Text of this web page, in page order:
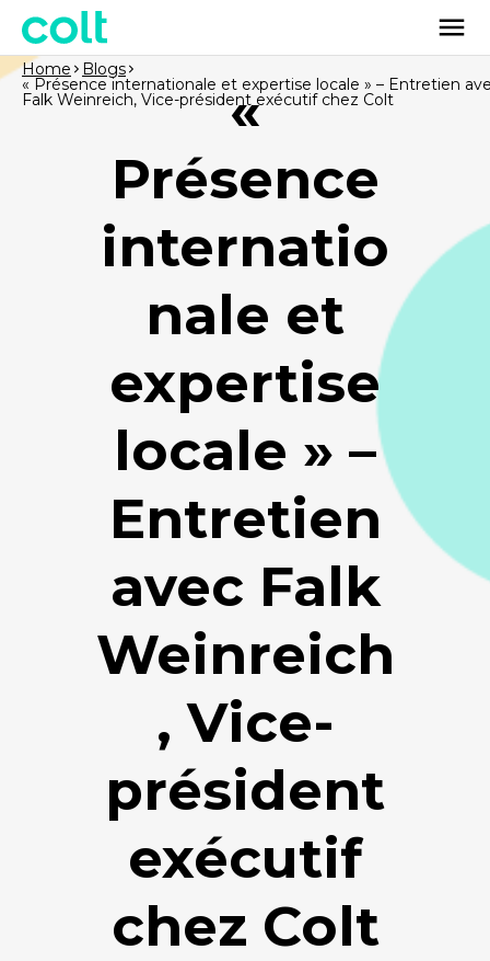
«
Présence
internatio
nale et
expertise
locale » –
Entretien
avec Falk
Weinreich
, Vice-
président
exécutif
chez Colt
Home Blogs
« Présence internationale et expertise locale » – Entretien
Falk Weinreich, Vice-président exécutif chez Colt